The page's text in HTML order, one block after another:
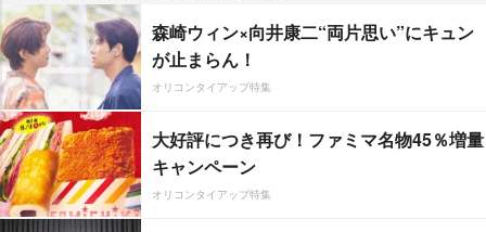
森崎ウィン×向井康二“両片思い”にキュン
が止まらん！
オリコンタイアップ特集
大好評につき再び！ファミマ名物45％増量
キャンペーン
オリコンタイアップ特集